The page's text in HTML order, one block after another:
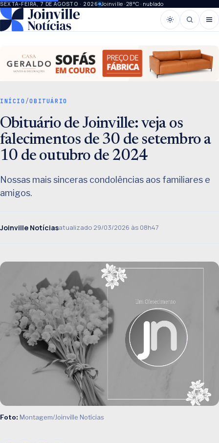
SEXTA-FEIRA, 7 DE AGOSTO · 2026 Joinville · 28°C · nublado
INÍCIO /OBITUÁRIO
Obituário de Joinville: veja os
falecimentos de 30 de setembro a
10 de outubro de 2024
Nossas mais sinceras condolências aos familiares e
amigos.
Joinville Notíciasatualizado 29/03/2026 às 08h47
Foto: Montagem/Joinville Notícias